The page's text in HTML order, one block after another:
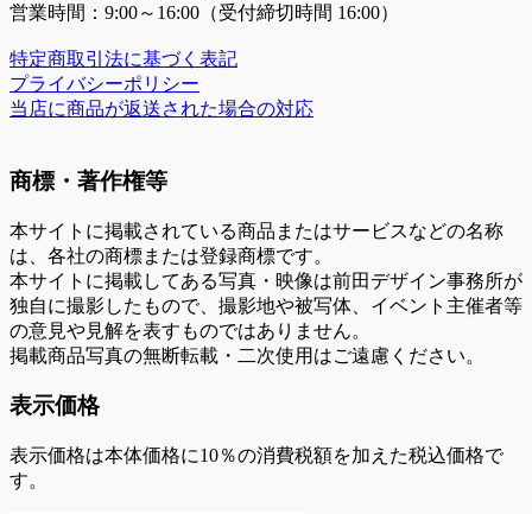
営業時間：9:00～16:00（受付締切時間 16:00）
特定商取引法に基づく表記
プライバシーポリシー
当店に商品が返送された場合の対応
商標・著作権等
本サイトに掲載されている商品またはサービスなどの名称
は、各社の商標または登録商標です。
本サイトに掲載してある写真・映像は前田デザイン事務所が
独自に撮影したもので、撮影地や被写体、イベント主催者等
の意見や見解を表すものではありません。
掲載商品写真の無断転載・二次使用はご遠慮ください。
表示価格
表示価格は本体価格に10％の消費税額を加えた税込価格で
す。